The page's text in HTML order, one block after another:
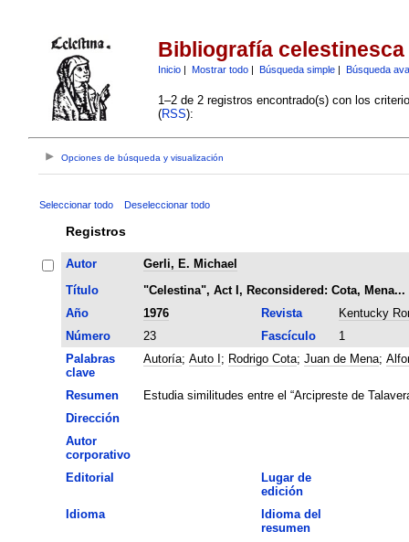
Bibliografía celestinesca
Inicio| Mostrar todo| Búsqueda simple| Búsqueda
1–2 de 2 registros encontrado(s) con los
(RSS):
Opciones de búsqueda y visualización
Seleccionar todo Deseleccionar todo
Registros
Autor
Gerli, E. Michael
Título
"Celestina", Act I, Reconsidered: Cota,
Año
1976 Revista
Kentucky
Número
23 Fascículo
1
Palabras
clave
Autoría; Auto I ; Rodrigo Cota; Juan de Mena;
Resumen
Estudia similitudes entre el “Arcipreste de
Dirección
Autor
corporativo
Editorial
Lugar de
edición
Idioma
Idioma del
resumen